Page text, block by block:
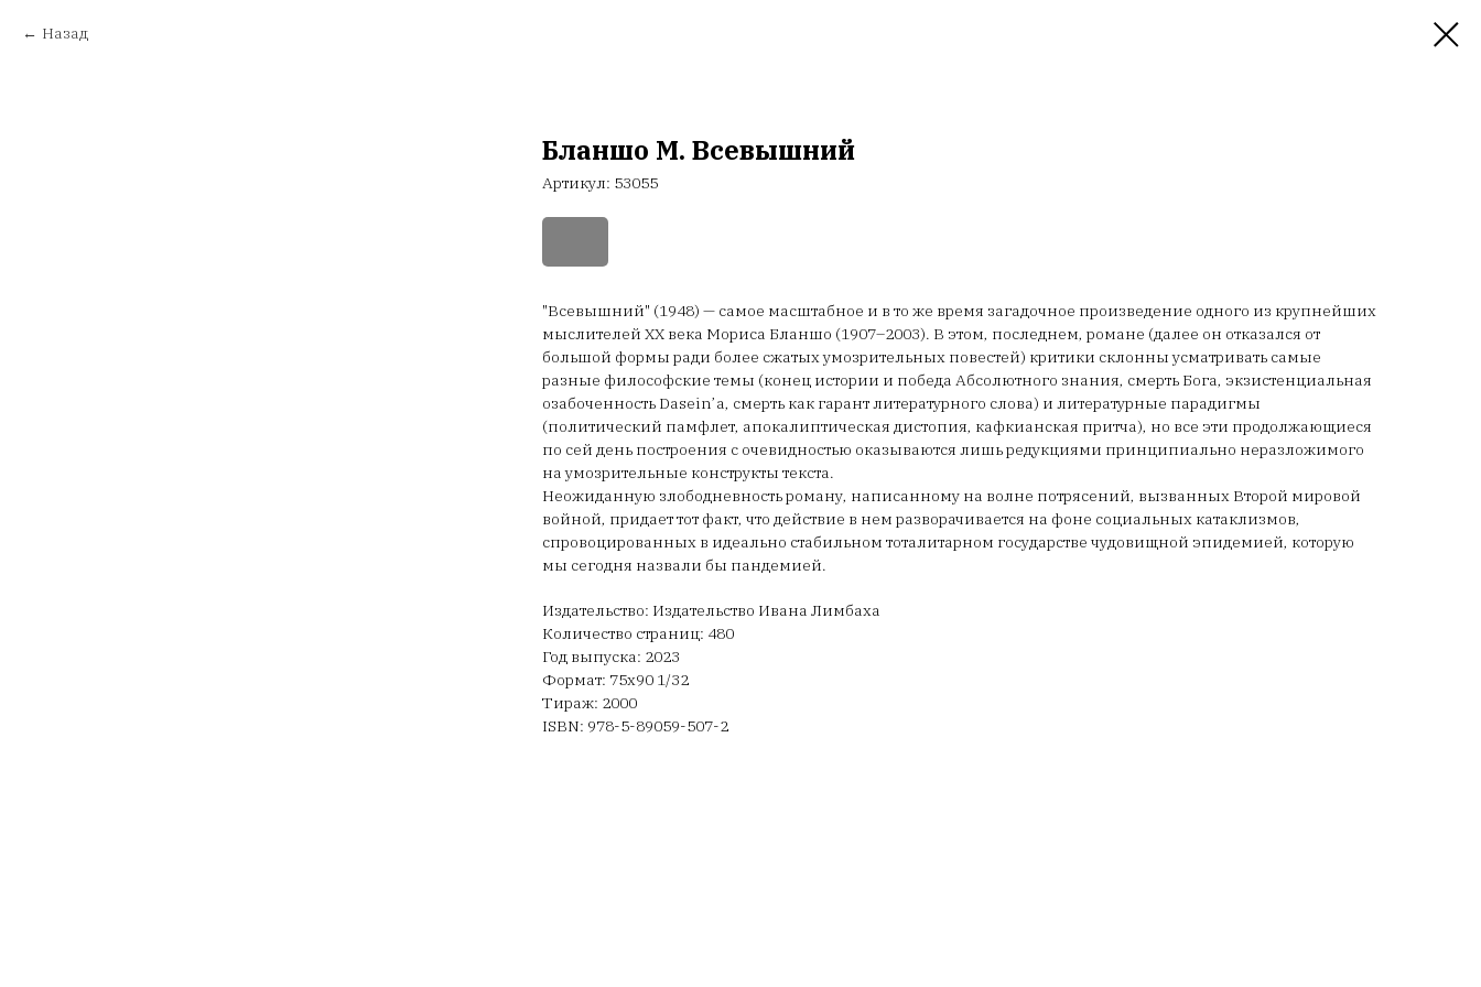
Назад
Бланшо М. Всевышний
Артикул: 53055
"Всевышний" (1948) — самое масштабное и в то же время загадочное произведение одного из крупнейших
мыслителей ХХ века Мориса Бланшо (1907–2003). В этом, последнем, романе (далее он отказался от
большой формы ради более сжатых умозрительных повестей) критики склонны усматривать самые
разные философские темы (конец истории и победа Абсолютного знания, смерть Бога, экзистенциальная
озабоченность Dasein’а, смерть как гарант литературного слова) и литературные парадигмы
(политический памфлет, апокалиптическая дистопия, кафкианская притча), но все эти продолжающиеся
по сей день построения с очевидностью оказываются лишь редукциями принципиально неразложимого
на умозрительные конструкты текста.
Неожиданную злободневность роману, написанному на волне потрясений, вызванных Второй мировой
войной, придает тот факт, что действие в нем разворачивается на фоне социальных катаклизмов,
спровоцированных в идеально стабильном тоталитарном государстве чудовищной эпидемией, которую
мы сегодня назвали бы пандемией.
Издательство: Издательство Ивана Лимбаха
Количество страниц: 480
Год выпуска: 2023
Формат: 75х90 1/32
Тираж: 2000
ISBN: 978-5-89059-507-2